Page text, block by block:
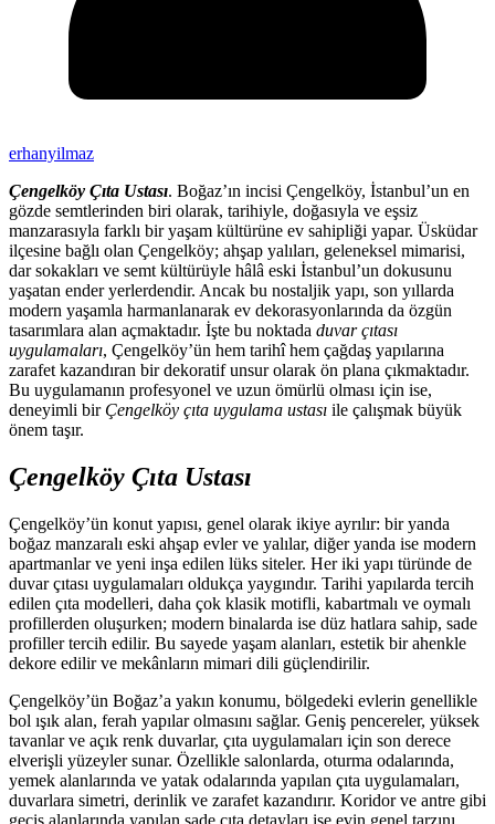
erhanyilmaz
Çengelköy Çıta Ustası. Boğaz’ın incisi Çengelköy, İstanbul’un en
gözde semtlerinden biri olarak, tarihiyle, doğasıyla ve eşsiz
manzarasıyla farklı bir yaşam kültürüne ev sahipliği yapar. Üsküdar
ilçesine bağlı olan Çengelköy; ahşap yalıları, geleneksel mimarisi,
dar sokakları ve semt kültürüyle hâlâ eski İstanbul’un dokusunu
yaşatan ender yerlerdendir. Ancak bu nostaljik yapı, son yıllarda
modern yaşamla harmanlanarak ev dekorasyonlarında da özgün
tasarımlara alan açmaktadır. İşte bu noktada duvar çıtası
uygulamaları, Çengelköy’ün hem tarihî hem çağdaş yapılarına
zarafet kazandıran bir dekoratif unsur olarak ön plana çıkmaktadır.
Bu uygulamanın profesyonel ve uzun ömürlü olması için ise,
deneyimli bir Çengelköy çıta uygulama ustası ile çalışmak büyük
önem taşır.
Çengelköy Çıta Ustası
Çengelköy’ün konut yapısı, genel olarak ikiye ayrılır: bir yanda
boğaz manzaralı eski ahşap evler ve yalılar, diğer yanda ise modern
apartmanlar ve yeni inşa edilen lüks siteler. Her iki yapı türünde de
duvar çıtası uygulamaları oldukça yaygındır. Tarihi yapılarda tercih
edilen çıta modelleri, daha çok klasik motifli, kabartmalı ve oymalı
profillerden oluşurken; modern binalarda ise düz hatlara sahip, sade
profiller tercih edilir. Bu sayede yaşam alanları, estetik bir ahenkle
dekore edilir ve mekânların mimari dili güçlendirilir.
Çengelköy’ün Boğaz’a yakın konumu, bölgedeki evlerin genellikle
bol ışık alan, ferah yapılar olmasını sağlar. Geniş pencereler, yüksek
tavanlar ve açık renk duvarlar, çıta uygulamaları için son derece
elverişli yüzeyler sunar. Özellikle salonlarda, oturma odalarında,
yemek alanlarında ve yatak odalarında yapılan çıta uygulamaları,
duvarlara simetri, derinlik ve zarafet kazandırır. Koridor ve antre gibi
geçiş alanlarında yapılan sade çıta detayları ise evin genel tarzını